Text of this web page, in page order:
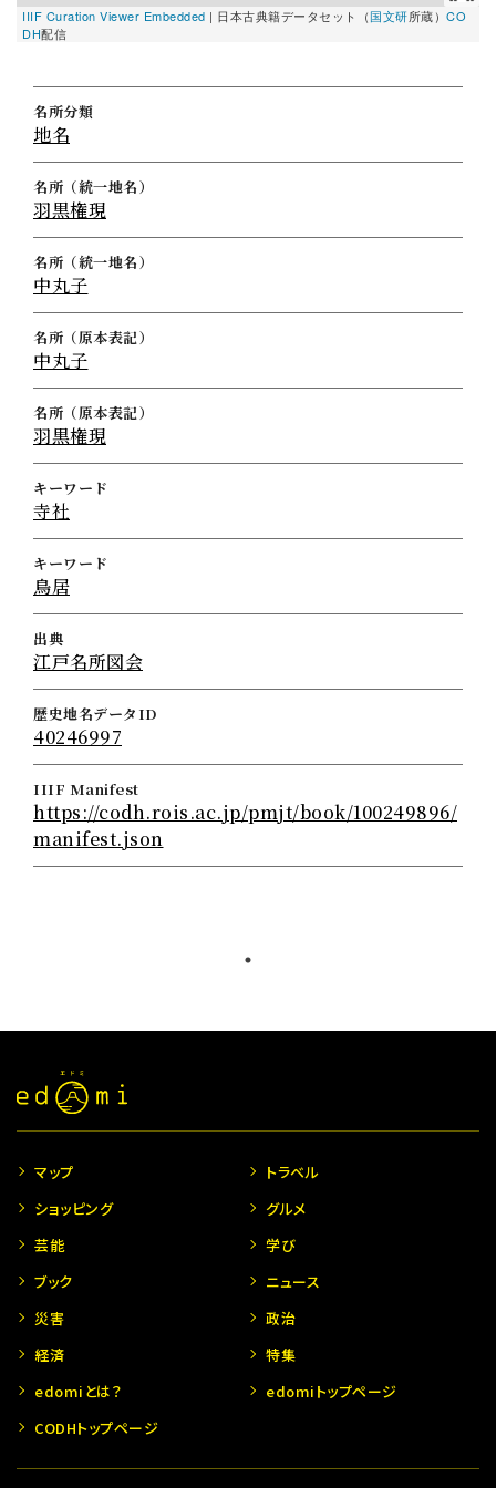
IIIF Curation Viewer Embedded | 日本古典籍データセット（国文研所蔵） CO
DH配信
名所分類
地名
名所（統一地名）
羽黒権現
名所（統一地名）
中丸子
名所（原本表記）
中丸子
名所（原本表記）
羽黒権現
キーワード
寺社
キーワード
鳥居
出典
江戸名所図会
歴史地名データID
40246997
IIIF Manifest
https://codh.rois.ac.jp/pmjt/book/100249896/
manifest.json
マップ
トラベル
ショッピング
グルメ
芸能
学び
ブック
ニュース
災害
政治
経済
特集
edomiとは？
edomiトップページ
CODHトップページ